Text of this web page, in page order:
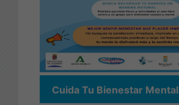
Cuida Tu Bienestar Mental